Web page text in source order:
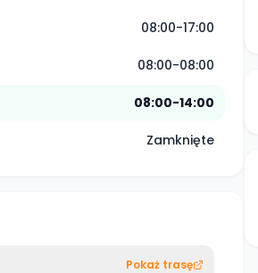
08:00-17:00
08:00-08:00
08:00-14:00
Zamknięte
Pokaż trasę